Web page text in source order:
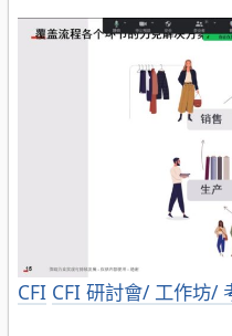
分
CFI CFI 研討會/ 工作坊/